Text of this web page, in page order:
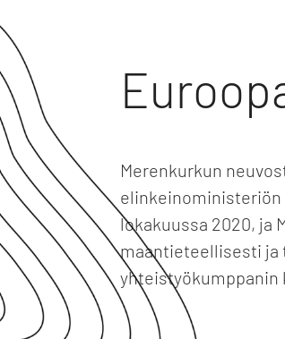
Merenkurkun
elinkeinoministeriön
lokakuussa 2020, ja
maantieteellisesti ja
yhteistyökumppanin